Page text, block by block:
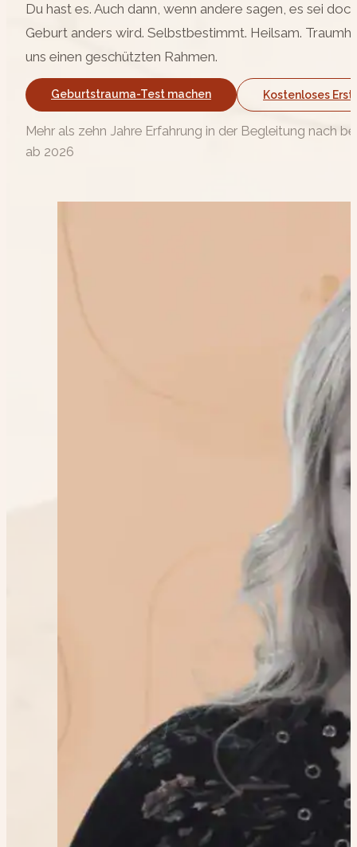
Du hast es. Auch dann, wenn andere sagen, es sei
Geburt anders wird. Selbstbestimmt. Heilsam.
uns einen geschützten Rahmen.
Geburtstrauma-Test machen Kostenloses
Mehr als zehn Jahre Erfahrung in der Begleitung nach
ab 2026